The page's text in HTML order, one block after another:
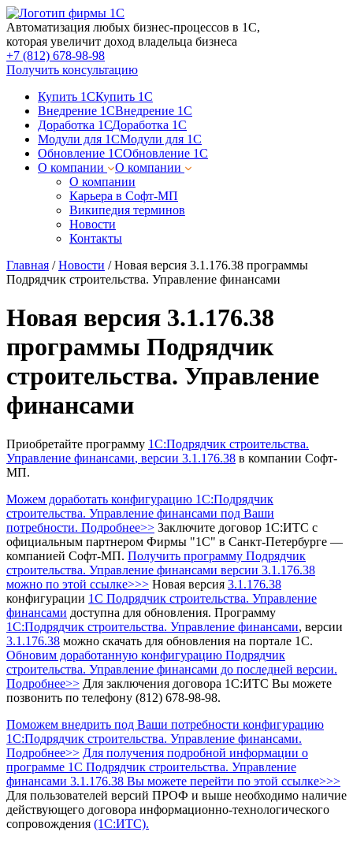
Автоматизация любых бизнес-процессов в 1С,
которая увеличит доход владельца бизнеса
+7 (812) 678-98-98
Получить консультацию
Купить 1СКупить 1С
Внедрение 1СВнедрение 1С
Доработка 1СДоработка 1С
Модули для 1СМодули для 1С
Обновление 1СОбновление 1С
О компании
О компании
О компании
Карьера в Софт-МП
Википедия терминов
Новости
Контакты
Главная /Новости /Новая версия 3.1.176.38 программы
Подрядчик строительства. Управление финансами
Новая версия 3.1.176.38
программы Подрядчик
строительства. Управление
финансами
Приобретайте программу 1С:Подрядчик строительства.
Управление финансами, версии 3.1.176.38 в компании Софт-
МП.
Можем доработать конфигурацию 1С:Подрядчик
строительства. Управление финансами под Ваши
потребности. Подробнее>> Заключите договор 1С:ИТС с
официальным партнером Фирмы "1С" в Санкт-Петербурге —
компанией Софт-МП. Получить программу Подрядчик
строительства. Управление финансами версии 3.1.176.38
можно по этой ссылке>>> Новая версия 3.1.176.38
конфигурации 1С Подрядчик строительства. Управление
финансами доступна для обновления. Программу
1С:Подрядчик строительства. Управление финансами, версии
3.1.176.38 можно скачать для обновления на портале 1С.
Обновим доработанную конфигурацию Подрядчик
строительства. Управление финансами до последней версии.
Подробнее>> Для заключения договора 1С:ИТС Вы можете
позвонить по телефону (812) 678-98-98.
Поможем внедрить под Ваши потребности конфигурацию
1С:Подрядчик строительства. Управление финансами.
Подробнее>> Для получения подробной информации о
программе 1С Подрядчик строительства. Управление
финансами 3.1.176.38 Вы можете перейти по этой ссылке>>>
Для пользователей версий ПРОФ и выше необходимо наличие
действующего договора информационно-технологического
сопровождения (1С:ИТС).